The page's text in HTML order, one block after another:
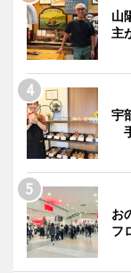
山
主
宇
お
フ